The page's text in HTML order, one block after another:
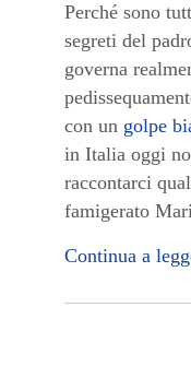
Perché sono
segreti del
governa
con un golpe
in Italia oggi
raccontarci
famigerato
Continua a